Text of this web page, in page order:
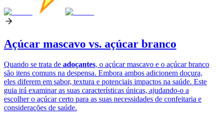
Açúcar mascavo vs. açúcar branco
Quando se trata de adoçantes, o açúcar mascavo e o açúcar branco
são itens comuns na despensa. Embora ambos adicionem doçura,
eles diferem em sabor, textura e potenciais impactos na saúde. Este
guia irá examinar as suas características únicas, ajudando-o a
escolher o açúcar certo para as suas necessidades de confeitaria e
considerações de saúde.